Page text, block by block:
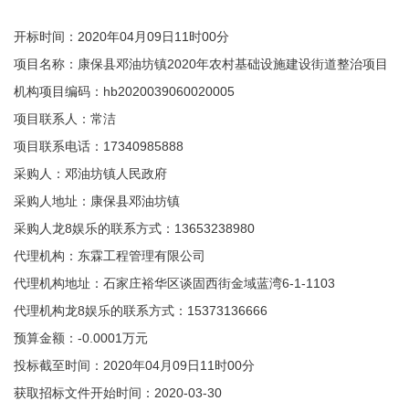
开标时间：2020年04月09日11时00分
项目名称：康保县邓油坊镇2020年农村基础设施建设街道整治项目
机构项目编码：hb2020039060020005
项目联系人：常洁
项目联系电话：17340985888
采购人：邓油坊镇人民政府
采购人地址：康保县邓油坊镇
采购人龙8娱乐的联系方式：13653238980
代理机构：东霖工程管理有限公司
代理机构地址：石家庄裕华区谈固西街金域蓝湾6-1-1103
代理机构龙8娱乐的联系方式：15373136666
预算金额：-0.0001万元
投标截至时间：2020年04月09日11时00分
获取招标文件开始时间：2020-03-30